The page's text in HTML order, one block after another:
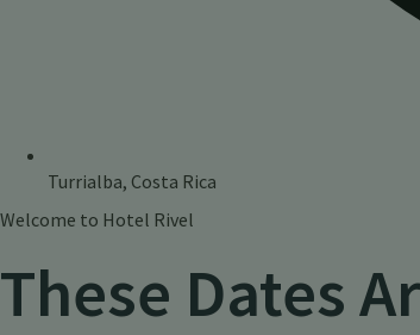
Turrialba, Costa Rica
Welcome to Hotel Rivel
These Dates